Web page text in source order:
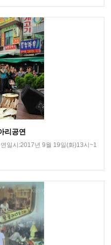
리공연
일시:2017년 9월 19일(화)13시~1